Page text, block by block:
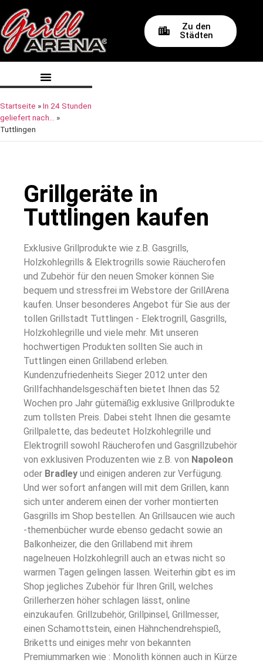
Zu den
Städten
Startseite »In 24 Stunden
geliefert nach…
»
Tuttlingen
Grillgeräte in
Tuttlingen kaufen
Exklusive Grillprodukte wie z.B. Gasgrills,
Holzkohlegrills & Elektrogrills sowie Räucherofen
und Zubehör für den neuen Smoker können Sie
bequem und stressfrei im Webstore der GrillArena
kaufen. Unser besonderes Angebot für Sie aus der
tollen Grillstadt Tuttlingen - Elektrogrill, Gasgrills,
Holzkohlegrille und viele mehr. Mit unseren
hochwertigen Produkten sollten Sie auch in
Tuttlingen einen Grillabend erleben.
Kundenzufriedenheits Sieger 2012 unter den
Grillfachhandelsgeschäften bietet Ihnen das 52
Wochen pro Jahr gütemäßig exklusive Grillprodukte
zum tollsten Preis. Dabei steht Ihnen die gesamte
Grillpalette, das bedeutet Holzkohlegrille und
Elektrogrill sowohl Räucherofen und Gasgrillzubehör
von exklusiven Produzenten wie z.B. von Napoleon
oder Bradley und einigen anderen zur Verfügung.
Und wer sofort anfangen will mit dem Grillen, kann
sich unter anderem einen der vorher montierten
Gasgrills im Shop bestellen. An Grillsaucen wie auch
-themenbücher wurde ebenso gedacht sowie an
Balkonheizer, die den Grillabend mit ihrem
nagelneuen Holzkohlegrill auch an etwas nicht so
warmen Tagen gelingen lassen. Weiterhin gibt es im
Shop jegliches Zubehör für Ihren Grill, welches
Grillerherzen höher schlagen lässt, online
einzukaufen. Grillzubehör, Grillpinsel, Grillmesser,
einen Schamottstein, einen Hähnchendrehspieß,
Briketts und einiges mehr von bekannten
Premiummarken wie : Monolith können auch in Kürze